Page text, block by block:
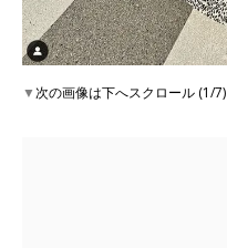
▼次の画像は下へスクロール (1/7)